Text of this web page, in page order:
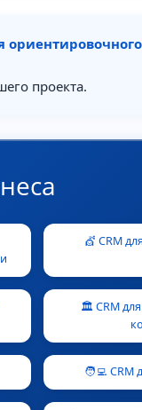
проекта.
💇 CRM
🏛️ CRM
🧑‍💻 CRM